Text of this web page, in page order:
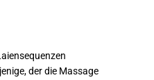
der die Massage